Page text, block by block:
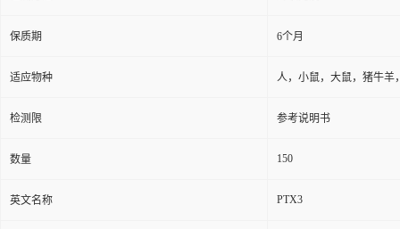
保质期 6个月
适应物种 人，小鼠，大鼠，猪牛羊
检测限 参考说明书
数量 150
英文名称 PTX3